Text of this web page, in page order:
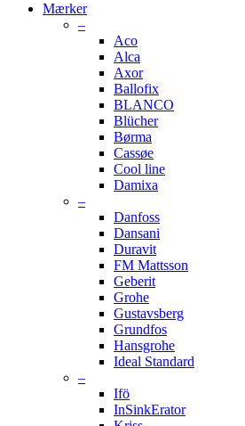
Mærker
–
Aco
Alca
Axor
Ballofix
BLANCO
Blücher
Børma
Cassøe
Cool line
Damixa
–
Danfoss
Dansani
Duravit
FM Mattsson
Geberit
Grohe
Gustavsberg
Grundfos
Hansgrohe
Ideal Standard
–
Ifö
InSinkErator